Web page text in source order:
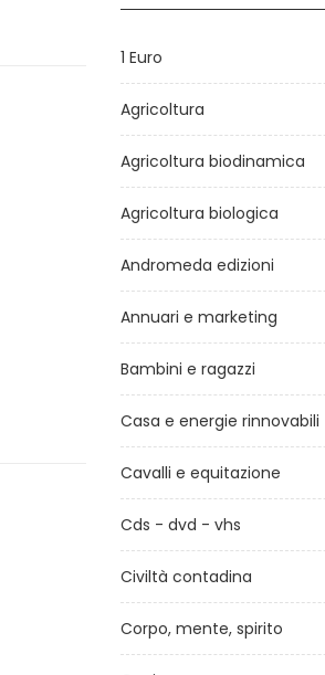
1 Euro
Agricoltura
Agricoltura biodinamica
Agricoltura biologica
Andromeda edizioni
Annuari e marketing
Bambini e ragazzi
Casa e energie rinnovabili
Cavalli e equitazione
Cds - dvd - vhs
Civiltà contadina
Corpo, mente, spirito